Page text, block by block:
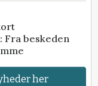
beskeden
her